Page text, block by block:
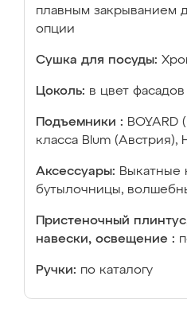
плавным закрыванием
опции
Сушка для посуды:
Цоколь: в цвет
Подъемники :
класса Blum (Австрия),
Аксессуары: Выкатные
бутылочницы,
Пристеночный
навески, освещение :
Ручки: по каталогу